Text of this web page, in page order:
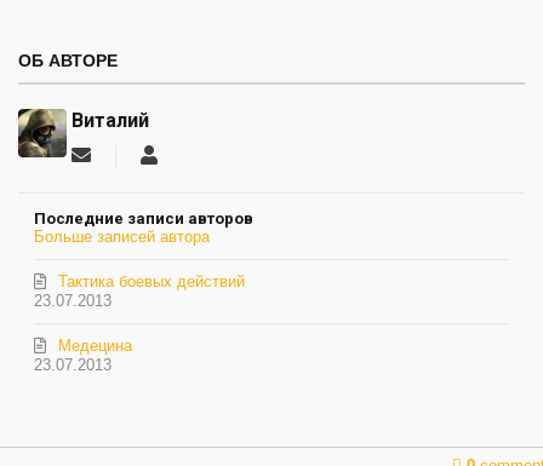
ОБ АВТОРЕ
Виталий
Подписаться
автора
Последние записи авторов
Больше записей автора
23.07.2013
Тактика боевых действий
23.07.2013
Медецина